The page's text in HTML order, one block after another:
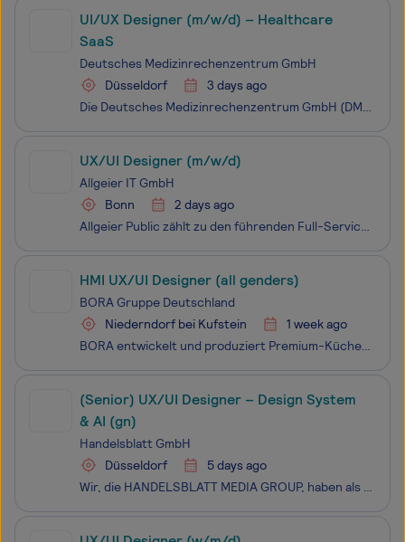
UI/UX Designer (m/w/d) – Healthcare
SaaS
Deutsches Medizinrechenzentrum GmbH
Düsseldorf
3 days ago
Die Deutsches Medizinrechenzentrum GmbH (DMRZ) ist ein führender Anbieter für Abrechnung, Branchensoftware und Services im Gesundheitswesen. Unsere innovativen Lösungen werden von über 10.000 Kunden in verschiedensten Leistungsbereichen genutzt. Unser Ziel ist es, die besten Lösungen für unsere Kund
UX/UI Designer (m/w/d)
Allgeier IT GmbH
Bonn
2 days ago
Allgeier Public zählt zu den führenden Full-Service-Providern für Digitalisierungsprojekte der öffentlichen Verwaltungen in Deutschland. Unsere Teams mit rund 500 Kolleginnen und Kollegen gestalten den digitalen Wandel der Verwaltung und unterstützen unsere Kunden mit Fachkompetenz, Beratung und Lös
HMI UX/UI Designer (all genders)
BORA Gruppe Deutschland
Niederndorf bei Kufstein
1 week ago
BORA entwickelt und produziert Premium-Kücheneinbaugeräte mit intelligenten Technologien, hohem Designanspruch und echter Leidenschaft. Vom revolutionären Kochfeldabzug über den Profi-Dampfbackofen BORA X BO bis hin zu Kühl- und Gefriersystemen sowie Beleuchtung: Unser Portfolio wächst stetig – gena
(Senior) UX/UI Designer – Design System
& AI (gn)
Handelsblatt GmbH
Düsseldorf
5 days ago
Wir, die HANDELSBLATT MEDIA GROUP, haben als führendes Medienhaus für Wirtschafts- und Finanzinformationen in Deutschland und Europa eine wichtige Mission: „Wir möchten Menschen befähigen, Wirtschaft zu verstehen“. Dafür brauchen wir dich! In unserem Headquarter in Düsseldorf arbei